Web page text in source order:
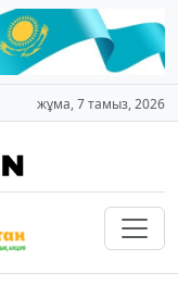
жұма, 7 тамыз, 2026